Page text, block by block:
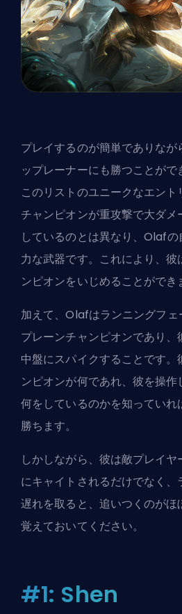
プレイするのが簡単でありなが
ップレーナーにも勝つことがで
このリストのユニークなエン
チャンピオンが重攻撃で大ダ
しているのとは異なり、Olaf
力な武器です。これにより、
ンピオンをいじめることができ
加えて、Olafはランニングフェ
プレーンチャンピオンであり
中盤にスパイクすることです
ンピオンが何であれ、彼を操
何をしているのかを知ってい
勝ちます。
しかしながら、彼は敵プレイ
にキャイトされるだけでなく
遅れを取ると、追いつくのがほ
覚えておいてください。
#1: Shen